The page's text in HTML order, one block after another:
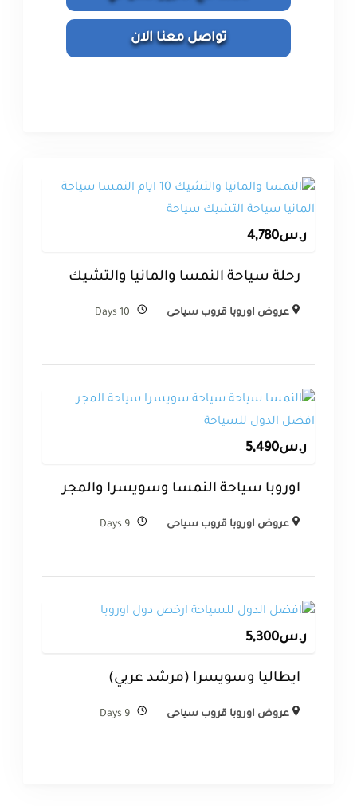
تواصل معنا الان
ر.س4,780
رحلة سياحة النمسا والمانيا والتشيك
عروض اوروبا قروب سياحى 10 Days
ر.س5,490
اوروبا سياحة النمسا وسويسرا والمجر
عروض اوروبا قروب سياحى 9 Days
ر.س5,300
ايطاليا وسويسرا (مرشد عربي)
عروض اوروبا قروب سياحى 9 Days